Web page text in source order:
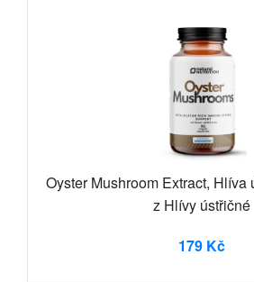
Oyster Mushroom Extract, Hlíva
z Hlívy ústřičné
179 Kč